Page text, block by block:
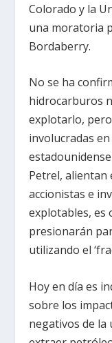
Colorado y la
una moratoria
Bordaberry.
No se ha
hidrocarburos
explotarlo,
involucradas
Petrel, alientan
accionistas e
explotables, es
presionarán
utilizando el
Hoy en día es
sobre los
negativos de la